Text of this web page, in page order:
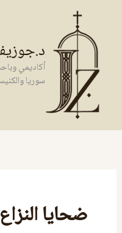
المحتوى
أكاديمي
سوريا
ضحايا